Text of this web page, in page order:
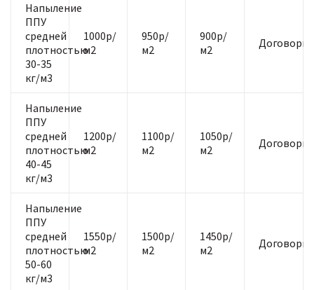
Напыление
ППУ
средней
плотностью
30-35
кг/м3
1000р/
м2
950р/
м2
900р/
м2
Напыление
ППУ
средней
плотностью
40-45
кг/м3
1200р/
м2
1100р/
м2
1050р/
м2
Напыление
ППУ
средней
плотностью
50-60
кг/м3
1550р/
м2
1500р/
м2
1450р/
м2